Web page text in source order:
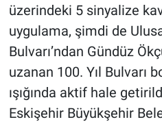
üzerindeki 5 sinyalize
uygulama, şimdi de
Bulvarı’ndan Gündüz
uzanan 100. Yıl Bulvarı
ışığında aktif hale
Eskişehir Büyükşehir